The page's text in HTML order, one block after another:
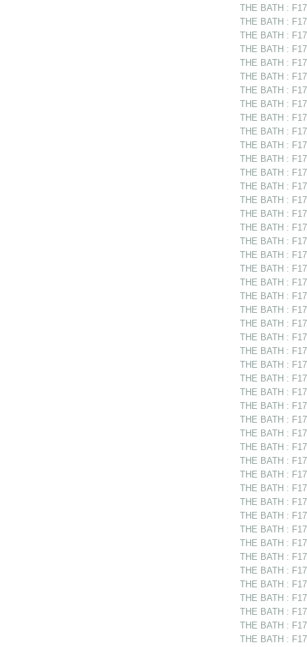
THE BATH :
THE BATH :
THE BATH :
THE BATH :
THE BATH :
THE BATH :
THE BATH :
THE BATH :
THE BATH :
THE BATH :
THE BATH :
THE BATH :
THE BATH :
THE BATH :
THE BATH :
THE BATH :
THE BATH :
THE BATH :
THE BATH :
THE BATH :
THE BATH :
THE BATH :
THE BATH :
THE BATH :
THE BATH :
THE BATH :
THE BATH :
THE BATH :
THE BATH :
THE BATH :
THE BATH :
THE BATH :
THE BATH :
THE BATH :
THE BATH :
THE BATH :
THE BATH :
THE BATH :
THE BATH :
THE BATH :
THE BATH :
THE BATH :
THE BATH :
THE BATH :
THE BATH :
THE BATH :
THE BATH :